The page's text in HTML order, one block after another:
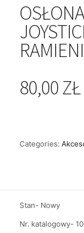
80,00
Categories:
Stan- Nowy
Nr. katalogowy-